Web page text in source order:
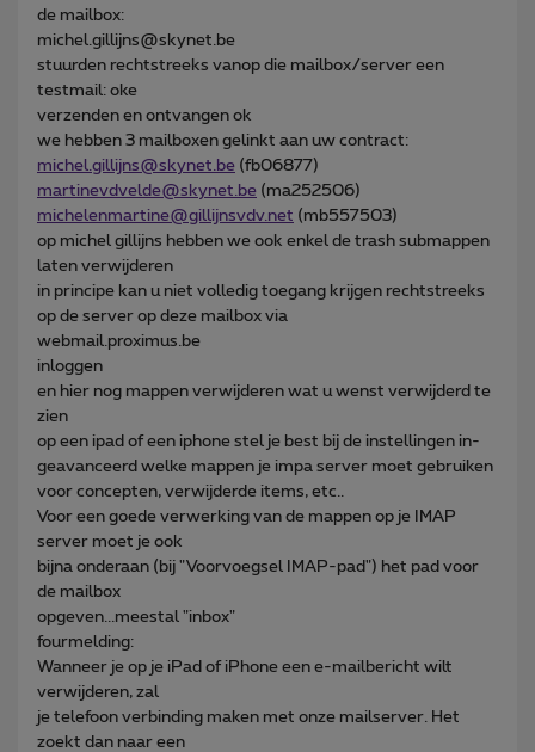
de mailbox:
michel.gillijns@skynet.be
stuurden rechtstreeks vanop die mailbox/server een
testmail: oke
verzenden en ontvangen ok
we hebben 3 mailboxen gelinkt aan uw contract:
michel.gillijns@skynet.be (fb06877)
martinevdvelde@skynet.be (ma252506)
michelenmartine@gillijnsvdv.net (mb557503)
op michel gillijns hebben we ook enkel de trash submappen
laten verwijderen
in principe kan u niet volledig toegang krijgen rechtstreeks
op de server op deze mailbox via
webmail.proximus.be
inloggen
en hier nog mappen verwijderen wat u wenst verwijderd te
zien
op een ipad of een iphone stel je best bij de instellingen in-
geavanceerd welke mappen je impa server moet gebruiken
voor concepten, verwijderde items, etc..
Voor een goede verwerking van de mappen op je IMAP
server moet je ook
bijna onderaan (bij "Voorvoegsel IMAP-pad") het pad voor
de mailbox
opgeven...meestal "inbox"
fourmelding:
Wanneer je op je iPad of iPhone een e-mailbericht wilt
verwijderen, zal
je telefoon verbinding maken met onze mailserver. Het
zoekt dan naar een